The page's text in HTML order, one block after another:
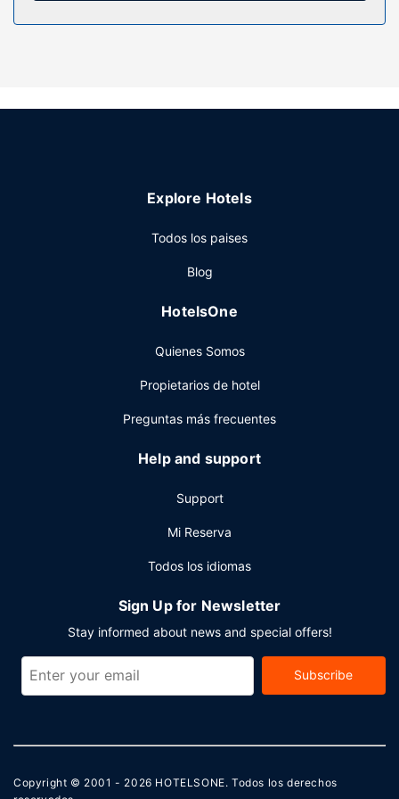
servicios de conserjería, ¡no te faltará de nada!
Si tienes hambre, pasa por el restaurante de este hotel,
habitaciones las 24 horas. Qué mejor forma de acabar el
desayuno bufé gratuito todos los días de 06:30 a 10:00.
recepción las 24 horas a tu disposición. ¿Estás
tu disposición 40 metros cuadrados de espacio con centro
de conferencias. Se ofrece servicio de transporte al
aeropuerto (ida y vuelta) gratuito disponible 24 horas.
Explore Hotels
Todos los paises
Blog
HotelsOne
Quienes Somos
Propietarios de hotel
Preguntas más frecuentes
Help and support
Support
Mi Reserva
Todos los idiomas
Sign Up for Newsletter
Stay informed about news and special offers!
Subscribe
Copyright © 2001 - 2026 HOTELSONE. Todos los derechos